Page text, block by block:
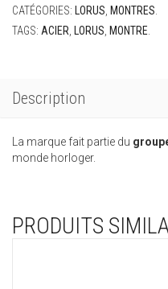
CATÉGORIES:
LORUS MONTRES
TAGS: ACIER LORUS MONTRE
Description
La marque fait partie du
monde horloger.
PRODUITS